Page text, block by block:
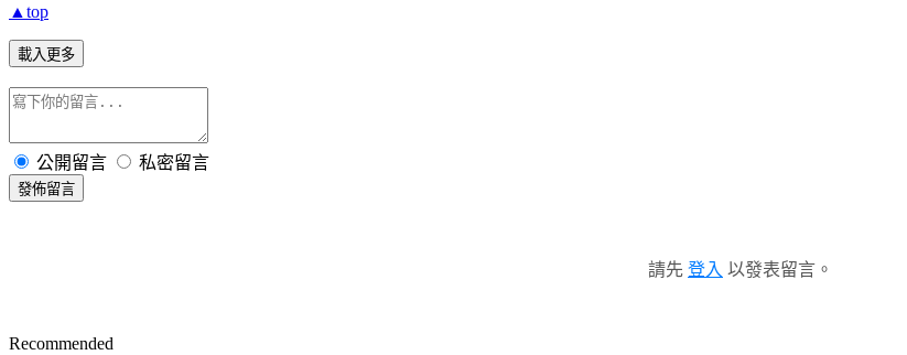
▲top
載入更多
公開留言 私密留言
發佈留言
請先 登入 以發表留言。
Recommended